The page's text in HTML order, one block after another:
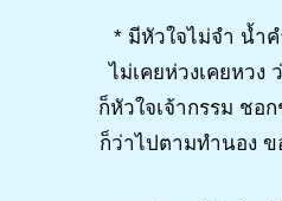
* มีหัวใจไม่จำ น้ำ
ไม่เคยห่วงเคยหวง
ก็หัวใจเจ้ากรรม ชอ
ก็ว่าไปตามทำนอง